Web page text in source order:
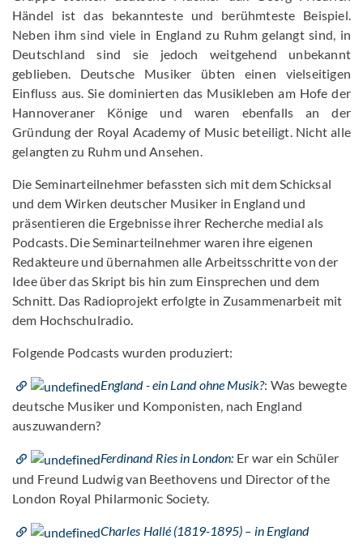
Händel ist das bekannteste und berühmteste Beispiel.
Neben ihm sind viele in England zu Ruhm gelangt sind, in
Deutschland sind sie jedoch weitgehend unbekannt
geblieben. Deutsche Musiker übten einen vielseitigen
Einfluss aus. Sie dominierten das Musikleben am Hofe der
Hannoveraner Könige und waren ebenfalls an der
Gründung der Royal Academy of Music beteiligt. Nicht alle
gelangten zu Ruhm und Ansehen.
Die Seminarteilnehmer befassten sich mit dem Schicksal
und dem Wirken deutscher Musiker in England und
präsentieren die Ergebnisse ihrer Recherche medial als
Podcasts. Die Seminarteilnehmer waren ihre eigenen
Redakteure und übernahmen alle Arbeitsschritte von der
Idee über das Skript bis hin zum Einsprechen und dem
Schnitt. Das Radioprojekt erfolgte in Zusammenarbeit mit
dem Hochschulradio.
Folgende Podcasts wurden produziert:
England - ein Land ohne Musik?: Was bewegte
deutsche Musiker und Komponisten, nach England
auszuwandern?
Ferdinand Ries in London: Er war ein Schüler
und Freund Ludwig van Beethovens und Director of the
London Royal Philarmonic Society.
Charles Hallé (1819-1895) – in England